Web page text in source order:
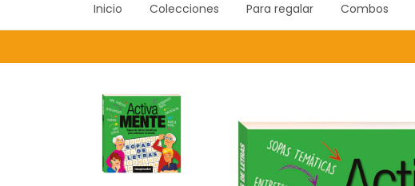
Inicio Colecciones Para regalar Combos